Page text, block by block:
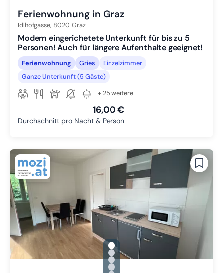
Ferienwohnung in Graz
Idlhofgasse, 8020 Graz
Modern eingerichetete Unterkunft für bis zu 5
Personen! Auch für längere Aufenthalte geeignet!
Ferienwohnung Gries
Einzelzimmer
Ganze Unterkunft (5 Gäste)
+ 25 weitere
16,00 €
Durchschnitt pro Nacht & Person
gallery.slide_selector
Zu Slide 1 wechseln
Zu Slide 2 wechseln
Zu Slide 3 wechseln